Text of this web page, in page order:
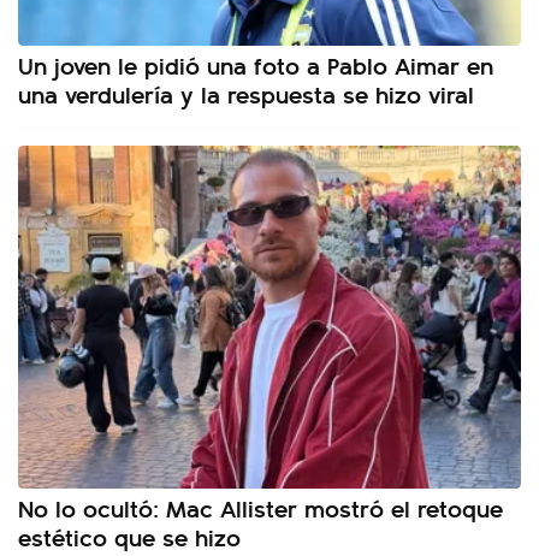
Un joven le pidió una foto a Pablo Aimar en
una verdulería y la respuesta se hizo viral
No lo ocultó: Mac Allister mostró el retoque
estético que se hizo